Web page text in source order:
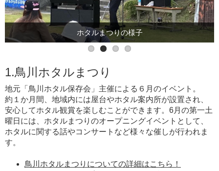
ホタルまつりの様子
1.鳥川ホタルまつり
地元「鳥川ホタル保存会」主催による６月のイベント。
約１か月間、地域内には屋台やホタル案内所が設置され、
安心してホタル観賞を楽しむことができます。6月の第一土
曜日には、ホタルまつりのオープニングイベントとして、
ホタルに関する話やコンサートなど様々な催しが行われま
す。
鳥川ホタルまつりについての詳細はこちら！